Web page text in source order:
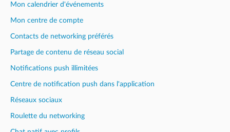
Mon calendrier d'événements
Mon centre de compte
Contacts de networking préférés
Partage de contenu de réseau social
Notifications push illimitées
Centre de notification push dans l'application
Réseaux sociaux
Roulette du networking